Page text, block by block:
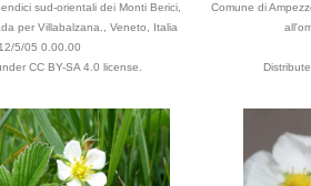
sud-orientali dei Monti Berici,
per Villabalzana., Veneto, Italia
12/5/05 0.00.00
CC BY-SA 4.0 license.
Comune di